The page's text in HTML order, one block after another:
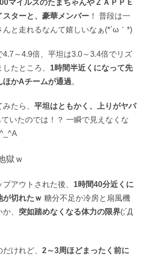
マイルズのたまちゃんやＺＡＰＰＥ
スターと、豪華メンバー ！ 普段は一
と走れるなんて嬉しいなぁ(*´ω｀*)
4.7～4.9倍、平坦は3.0～3.4倍でリズ
たところ、 1時間半近くになって先
ほかAチームが通過。
たら、 平坦はともかく、上りがヤバ
いたのでは！？ 一瞬で見えなくな
獄ｗ
アウトされた後、 1時間40分近くに
が切れたｗ 糖分不足か冷房と扇風機
、 突如踏めなくなる体力の限界(;´Д
けれど、 2～3周ほどまったく前に